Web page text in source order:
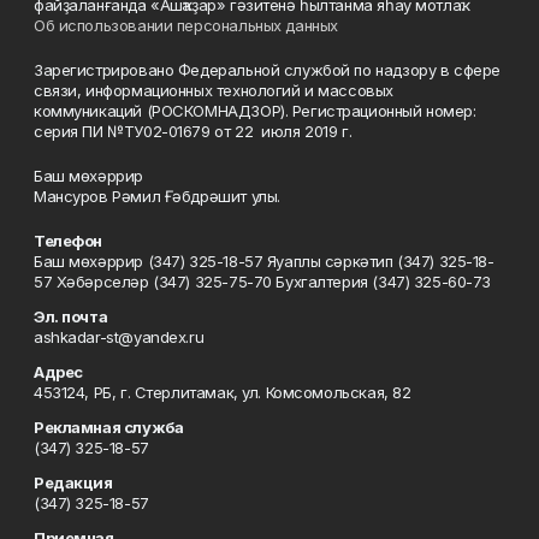
файҙаланғанда «Ашҡаҙар» гәзитенә һылтанма яһау мотлаҡ.
Об использовании персональных данных
Зарегистрировано Федеральной службой по надзору в сфере
связи, информационных технологий и массовых
коммуникаций (РОСКОМНАДЗОР). Регистрационный номер:
серия ПИ №ТУ02-01679 от 22 июля 2019 г.
Баш мөхәррир
Мансуров Рәмил Ғәбдрәшит улы.
Телефон
Баш мөхәррир (347) 325-18-57 Яуаплы сәркәтип (347) 325-18-
57 Хәбәрселәр (347) 325-75-70 Бухгалтерия (347) 325-60-73
Эл. почта
ashkadar-st@yandex.ru
Адрес
453124, РБ, г. Стерлитамак, ул. Комсомольская, 82
Рекламная служба
(347) 325-18-57
Редакция
(347) 325-18-57